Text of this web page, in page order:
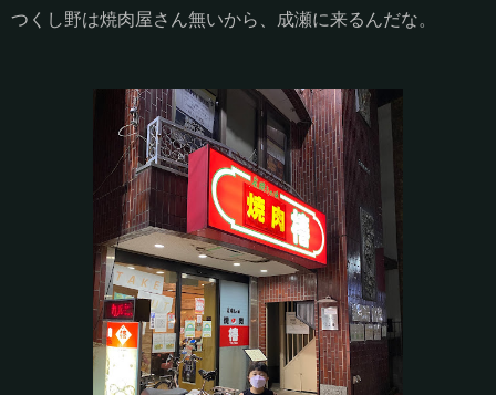
つくし野は焼肉屋さん無いから、成瀬に来るんだな。